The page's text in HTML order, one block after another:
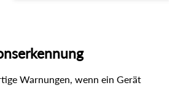
Warnungen, wenn ein Gerät